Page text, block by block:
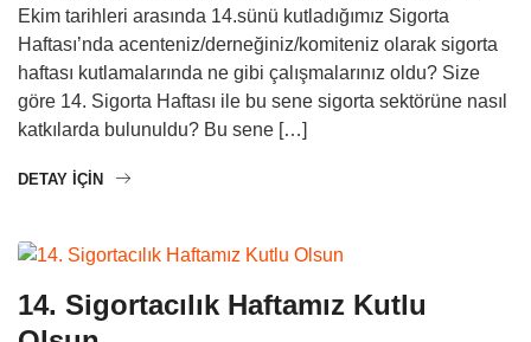
Ekim tarihleri arasında 14.sünü kutladığımız Sigorta
Haftası’nda acenteniz/derneğiniz/komiteniz olarak sigorta
haftası kutlamalarında ne gibi çalışmalarınız oldu? Size
göre 14. Sigorta Haftası ile bu sene sigorta sektörüne nasıl
katkılarda bulunuldu? Bu sene […]
DETAY IÇIN
14. Sigortacılık Haftamız Kutlu